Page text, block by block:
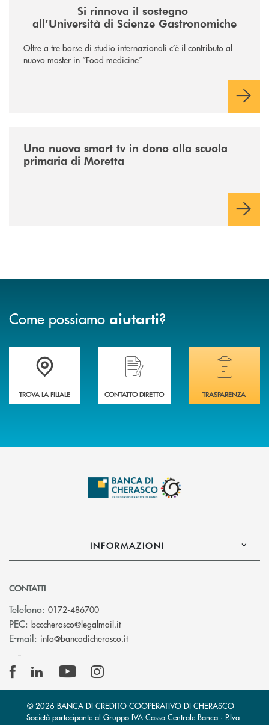
Si rinnova il sostegno
all’Università di Scienze Gastronomiche
Oltre a tre borse di studio internazionali c’è il contributo al
nuovo master in “Food medicine”
Una nuova smart tv in dono alla scuola
primaria di Moretta
Come possiamo aiutarti?
Accedi all' elenco completo delle filiali .
TROVA LA FILIALE
Hai bisogno di assistenza immediata?
CONTATTO DIRETTO
Hai bisogno di
TRASPARENZA
INFORMAZIONI
CONTATTI
Telefono: 0172-486700
PEC: bcccherasco@legalmail.it(si apre l’app di posta elettronica)
E-mail: info@bancadicherasco.it(si apre l’app di posta elettronica)
© 2026 BANCA DI CREDITO COOPERATIVO DI CHERASCO -
Società partecipante al Gruppo IVA Cassa Centrale Banca · P.Iva